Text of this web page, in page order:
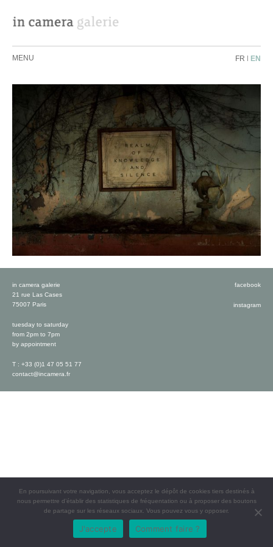
MENU FR | EN
in camera galerie
21 rue Las Cases
75007 Paris
tuesday to saturday
from 2pm to 7pm
by appointment
T : +33 (0)1 47 05 51 77
contact@incamera.fr
facebook
instagram
En poursuivant votre navigation, vous acceptez le dépôt de cookies tiers destinés à
nous permettre d’établir des statistiques de fréquentation ou à proposer des boutons
de partage sur les réseaux sociaux. Vous pouvez vous y opposer.
J'accepte Comment faire ?